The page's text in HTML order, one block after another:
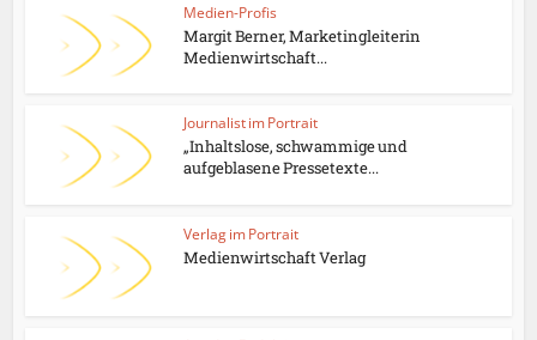
Medien-Profis
Margit Berner, Marketingleiterin
Medienwirtschaft...
Journalist im Portrait
„Inhaltslose, schwammige und
aufgeblasene Pressetexte...
Verlag im Portrait
Medienwirtschaft Verlag